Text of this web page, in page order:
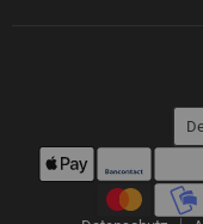
Land